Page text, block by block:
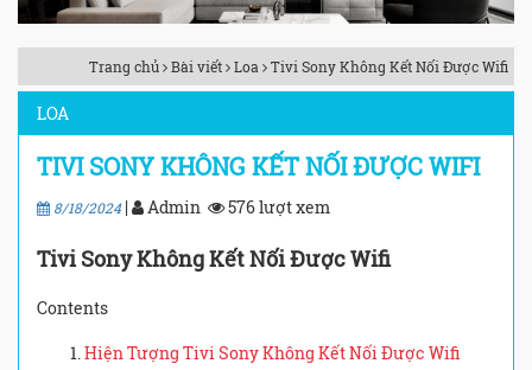
Trang chủ Bài viết Loa Tivi Sony Không Kết Nối Được Wifi
LOA
TIVI SONY KHÔNG KẾT NỐI ĐƯỢC WIFI
8/18/2024| Admin 576 lượt xem
Tivi Sony Không Kết Nối Được Wifi
Contents
Hiện Tượng Tivi Sony Không Kết Nối Được Wifi